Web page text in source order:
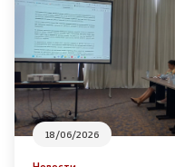
Со
18/06/2026